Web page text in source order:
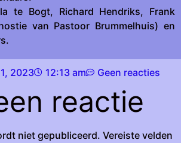
te Bogt, Richard Hendriks, Frank
van Pastoor Brummelhuis) en
2023 12:13 am Geen reacties
reactie
niet gepubliceerd. Vereiste velden